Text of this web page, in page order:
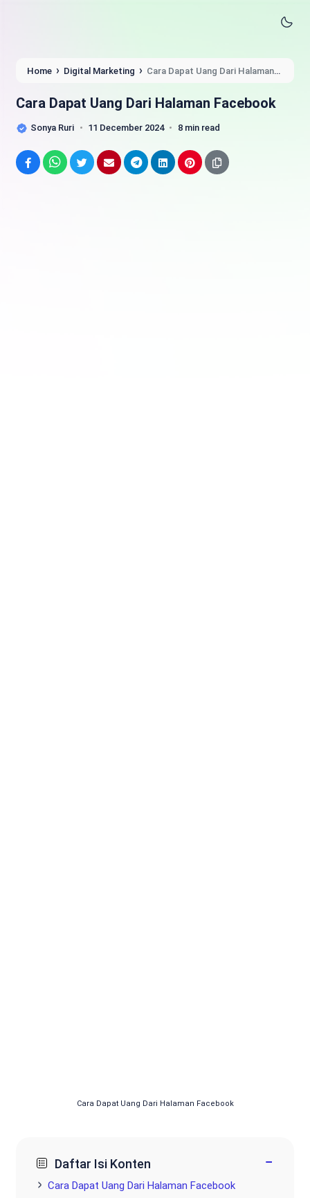
Home › Digital Marketing › Cara Dapat Uang Dari Halaman
Cara Dapat Uang Dari Halaman Facebook
Sonya Ruri 11 December 2024 8 min read
Cara Dapat Uang Dari Halaman Facebook
Daftar Isi Konten −
Cara Dapat Uang Dari Halaman Facebook